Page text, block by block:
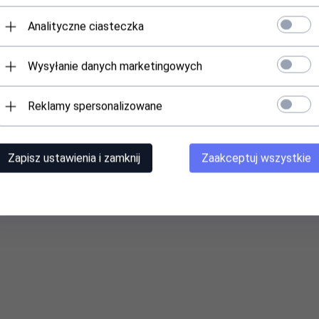
wariantach pomiaru temperatury. Pomiar temperatury
podłogowy jest limiterem.
Analityczne ciasteczka
Wysyłanie danych marketingowych
Reklamy spersonalizowane
Zapisz ustawienia i zamknij Zaakceptuj wszystkie